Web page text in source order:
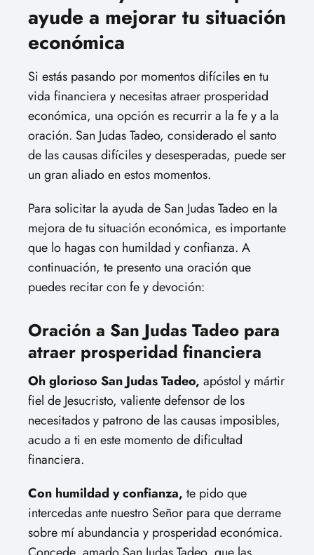
ayude a mejorar tu situación
económica
Si estás pasando por momentos difíciles en tu
vida financiera y necesitas atraer prosperidad
económica, una opción es recurrir a la fe y a la
oración. San Judas Tadeo, considerado el santo
de las causas difíciles y desesperadas, puede ser
un gran aliado en estos momentos.
Para solicitar la ayuda de San Judas Tadeo en la
mejora de tu situación económica, es importante
que lo hagas con humildad y confianza. A
continuación, te presento una oración que
puedes recitar con fe y devoción:
Oración a San Judas Tadeo para
atraer prosperidad financiera
Oh glorioso San Judas Tadeo, apóstol y mártir
fiel de Jesucristo, valiente defensor de los
necesitados y patrono de las causas imposibles,
acudo a ti en este momento de dificultad
financiera.
Con humildad y confianza, te pido que
intercedas ante nuestro Señor para que derrame
sobre mí abundancia y prosperidad económica.